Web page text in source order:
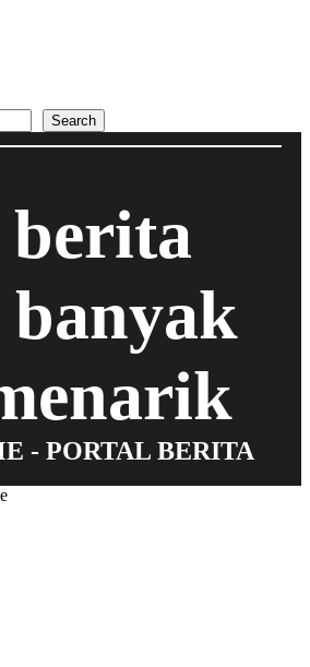
Search
berita
- PORTAL BERITA